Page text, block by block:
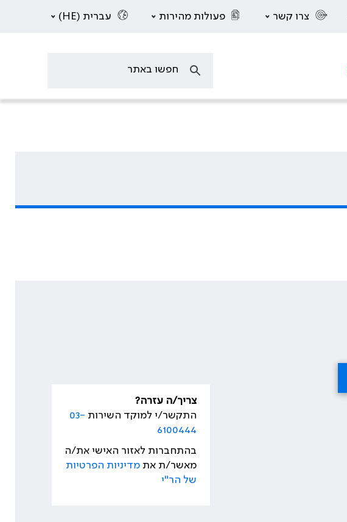
צרו קשר פעולות מהירות עברית (HE)
צריך/ה עזרה?
התקשר/י למוקד השירות 03-
6100444
בהתחברות לאזור האישי את/ה
מאשר/ת אתמדיניות הפרטיות
של הר"י